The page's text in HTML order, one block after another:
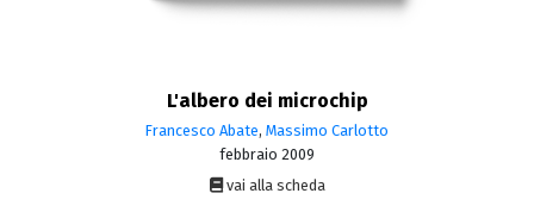
L'albero dei microchip
Francesco Abate, Massimo Carlotto
febbraio 2009
vai alla scheda